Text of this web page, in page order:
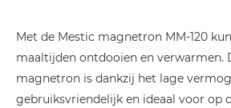
was:
€ 112,50.
is:
€ 99,99.
Met de Mestic magnetron MM-120
maaltijden ontdooien en verwarmen.
magnetron is dankzij het lage
gebruiksvriendelijk en ideaal voor op